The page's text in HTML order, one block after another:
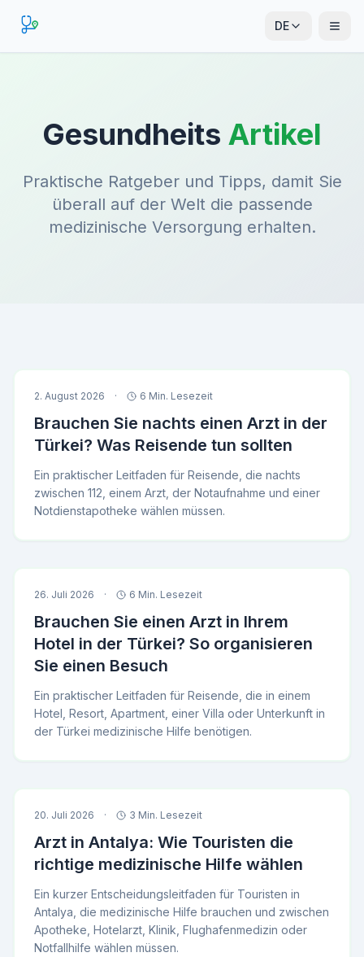
DE
Gesundheits Artikel
Praktische Ratgeber und Tipps, damit Sie
überall auf der Welt die passende
medizinische Versorgung erhalten.
2. August 2026 · 6 Min. Lesezeit
Brauchen Sie nachts einen Arzt in der
Türkei? Was Reisende tun sollten
Ein praktischer Leitfaden für Reisende, die nachts
zwischen 112, einem Arzt, der Notaufnahme und einer
Notdienstapotheke wählen müssen.
26. Juli 2026 · 6 Min. Lesezeit
Brauchen Sie einen Arzt in Ihrem
Hotel in der Türkei? So organisieren
Sie einen Besuch
Ein praktischer Leitfaden für Reisende, die in einem
Hotel, Resort, Apartment, einer Villa oder Unterkunft in
der Türkei medizinische Hilfe benötigen.
20. Juli 2026 · 3 Min. Lesezeit
Arzt in Antalya: Wie Touristen die
richtige medizinische Hilfe wählen
Ein kurzer Entscheidungsleitfaden für Touristen in
Antalya, die medizinische Hilfe brauchen und zwischen
Apotheke, Hotelarzt, Klinik, Flughafenmedizin oder
Notfallhilfe wählen müssen.